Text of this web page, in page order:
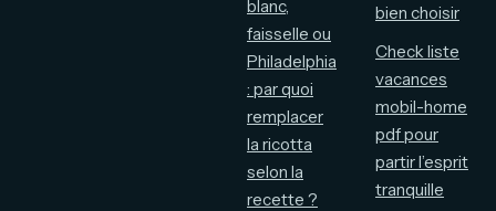
blanc,
faisselle ou
Philadelphia
: par quoi
remplacer
la ricotta
selon la
recette ?
bien choisir
Check liste
vacances
mobil-home
pdf pour
partir l’esprit
tranquille